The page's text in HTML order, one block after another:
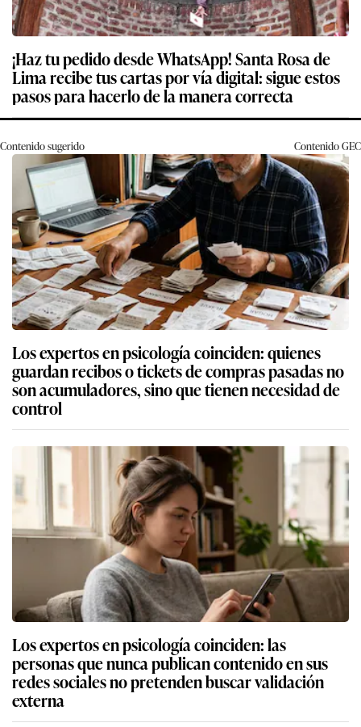
¡Haz tu pedido desde WhatsApp! Santa Rosa de
Lima recibe tus cartas por vía digital: sigue estos
pasos para hacerlo de la manera correcta
Contenido sugerido ContenidoGEC
Los expertos en psicología coinciden: quienes
guardan recibos o tickets de compras pasadas no
son acumuladores, sino que tienen necesidad de
control
Los expertos en psicología coinciden: las
personas que nunca publican contenido en sus
redes sociales no pretenden buscar validación
externa